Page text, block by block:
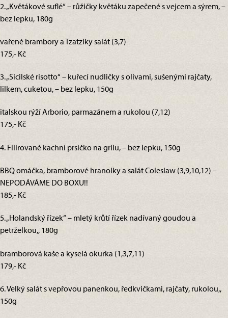
2. „Květákové suflé“ – růžičky květáku zapečené s vejcem a sýrem, –
bez lepku, 180g
vařené brambory a Tzatziky salát (3,7)
175,- Kč
3. „Sicilské risotto“ – kuřecí nudličky s olivami, sušenými rajčaty,
lilkem, cuketou, – bez lepku, 150g
italskou rýží Arborio, parmazánem a rukolou (7,12)
175,- Kč
4. Filírované kachní prsíčko na grilu, – bez lepku, 150g
BBQ omáčka, bramborové hranolky a salát Coleslaw (3,9,10,12) –
NEPODÁVÁME DO BOXU!!
185,- Kč
5. „Holandský řízek“ – mletý krůtí řízek nadívaný goudou a
petrželkou,, 180g
bramborová kaše a kyselá okurka (1,3,7,11)
179,- Kč
6. Velký salát s vepřovou panenkou, ředkvičkami, rajčaty, rukolou,,
150g